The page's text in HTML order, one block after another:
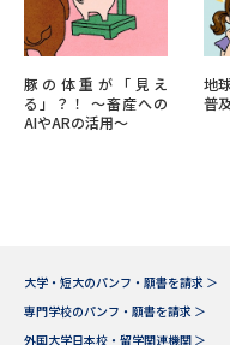
豚の体重が「見え
る」？！ ～畜産への
AIやARの活用～
地
普
大学・短大のパンフ・願書を請求 ＞
専門学校のパンフ・願書を請求 ＞
外国大学日本校・留学関連機関 ＞